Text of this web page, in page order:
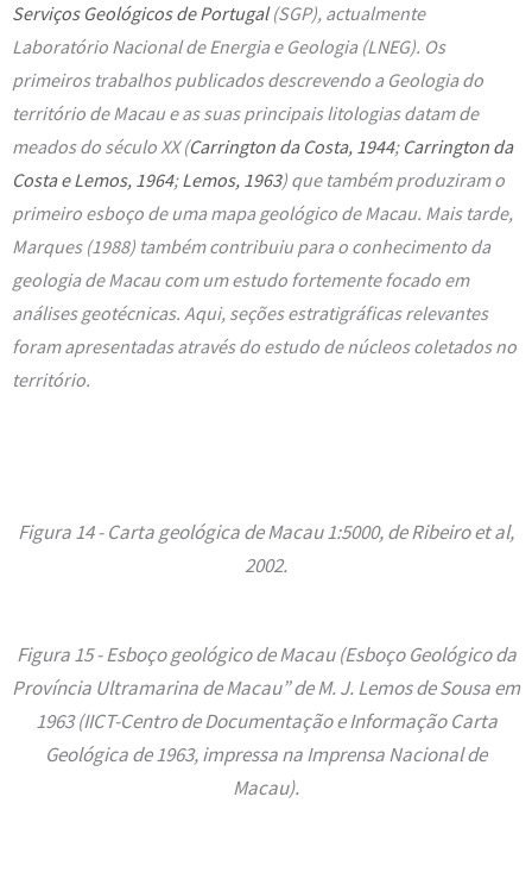
Serviços Geológicos de Portugal(SGP), actualmente
Laboratório Nacional de Energia e Geologia (LNEG). Os
primeiros trabalhos publicados descrevendo a Geologia do
território de Macau e as suas principais litologias datam de
meados do século XX (Carrington da Costa, 1944; Carrington da
Costa e Lemos, 1964;Lemos, 1963) que também produziram o
primeiro esboço de uma mapa geológico de Macau. Mais tarde,
Marques (1988) também contribuiu para o conhecimento da
geologia de Macau com um estudo fortemente focado em
análises geotécnicas. Aqui, seções estratigráficas relevantes
foram apresentadas através do estudo de núcleos coletados no
território.
Figura 14 - Carta geológica de Macau 1:5000, de Ribeiro et al,
2002.
Figura 15 - Esboço geológico de Macau (Esboço Geológico da
Província Ultramarina de Macau” de M. J. Lemos de Sousa em
1963 (IICT-Centro de Documentação e Informação Carta
Geológica de 1963, impressa na Imprensa Nacional de
Macau).